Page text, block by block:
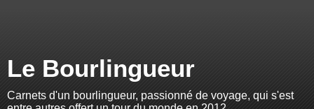
Le Bourlingueur
Carnets d'un bourlingueur, passionné de voyage, qui s'est